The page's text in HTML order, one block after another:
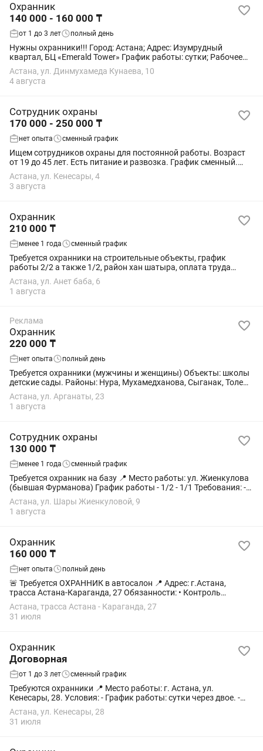
Охранник
140 000 - 160 000 ₸
от 1 до 3 лет полный день
Нужны охранники!!! Город: Астана; Адрес: Изумрудный
квартал, БЦ «Emerald Tower» График работы: сутки; Рабочее
время: 08:00-08:00 Зарплата: - Постовой суточный охранник в
месяц - 150 000-160 000тг -...
Астана, ул. Динмухамеда Кунаева, 10
4 августа
Сотрудник охраны
170 000 - 250 000 ₸
нет опыта сменный график
Ищем сотрудников охраны для постоянной работы. Возраст
от 19 до 45 лет. Есть питание и развозка. График сменный.
Охранники требуются в супермаркет “Small” по адресу
ул.Кенесары 4.
Астана, ул. Кенесары, 4
3 августа
Охранник
210 000 ₸
менее 1 года сменный график
Требуется охранники на строительные объекты, график
работы 2/2 а также 1/2, район хан шатыра, оплата труда
ежемесячно без задержки, смена сутки 14000 тенге.
Астана, ул. Анет баба, 6
1 августа
Реклама
Охранник
220 000 ₸
нет опыта полный день
Требуется охранники (мужчины и женщины) Объекты: школы
детские сады. Районы: Нура, Мухамедханова, Сыганак, Толе
би, Туран, улы дала, Коргалжынское шоссе, Ильинка. График
на выбор: 2/2 5/2 ...
Астана, ул. Арганаты, 23
1 августа
Сотрудник охраны
130 000 ₸
менее 1 года сменный график
Требуется охранник на базу 📍 Место работы: ул. Жиенкулова
(бывшая Фурманова) График работы - 1/2 - 1/1 Требования: -
Возраст от 30 до 68 лет. - Наличие формы «Кузет» (серого
цвета). -Ответственность...
Астана, ул. Шары Жиенкуловой, 9
1 августа
Охранник
160 000 ₸
нет опыта полный день
🚨 Требуется ОХРАННИК в автосалон 📍 Адрес: г.Астана,
трасса Астана-Караганда, 27 Обязанности: • Контроль
пропускного режима • Видеонаблюдение • Охрана объекта •
Обеспечение порядка и...
Астана, трасса Астана - Караганда, 27
31 июля
Охранник
Договорная
от 1 до 3 лет сменный график
Требуются охранники 📍 Место работы: г. Астана, ул.
Кенесары, 28. Условия: - График работы: сутки через двое. -
Оплата: 15 000 тг за смену. - Своевременная выплата
заработной...
Астана, ул. Кенесары, 28
31 июля